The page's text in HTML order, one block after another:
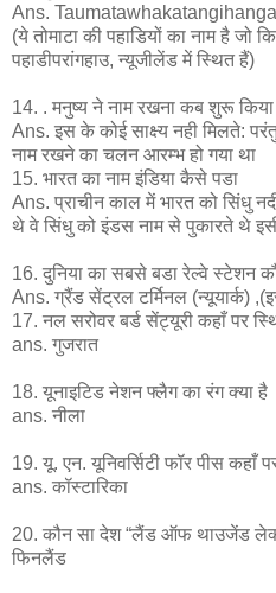
Ans.
(ये तोमाटा की पहाडियों का नाम है जो
पहाडीपरांगहाउ, न्यूजीलेंड में स्थित हैं)
14. . मनुष्य ने नाम रखना कब शुरू किया
Ans. इस के कोई साक्ष्य नही मिलते:
नाम रखने का चलन आरम्भ हो गया था
15. भारत का नाम इंडिया कैसे पडा
Ans. प्राचीन काल में भारत को सिंधु
थे वे सिंधु को इंडस नाम से पुकारते थे
16. दुनिया का सबसे बडा रेल्वे स्टेशन
Ans. ग्रैंड सेंट्रल टर्मिनल (न्यूयार्क)
17. नल सरोवर बर्ड सेंट्यूरी कहाँ पर
ans. गुजरात
18. यूनाइटिड नेशन फ्लैग का रंग क्या है
ans. नीला
19. यू. एन. यूनिवर्सिटी फॉर पीस कहाँ
ans. कॉस्टारिका
20. कौन सा देश “लैंड ऑफ थाउजेंड
फिनलैंड